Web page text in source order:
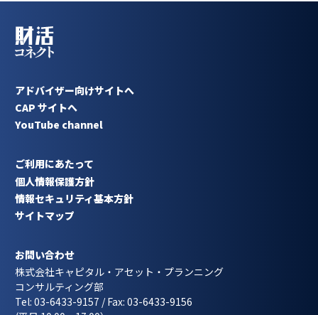
アドバイザー向けサイトへ
CAP サイトへ
YouTube channel
ご利用にあたって
個人情報保護方針
情報セキュリティ基本方針
サイトマップ
お問い合わせ
株式会社キャピタル・アセット・プランニング
コンサルティング部
Tel: 03-6433-9157 / Fax: 03-6433-9156